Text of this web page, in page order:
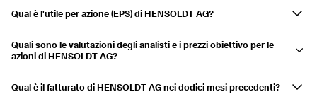
corrente delle azioni per il numero totale di azioni in circolazione.
rapporto aiuta gli investitori a valutare se un titolo è sopravvalutato o
Qual è l'utile per azione (EPS) di HENSOLDT AG?
months (TTM) is 1,201 USD. EPS indicates the company's profitability
Quali sono le valutazioni degli analisti e i prezzi obiettivo per le
azioni di HENSOLDT AG?
target price of 104,94 USD. Analyst ratings provide insights into the
Qual è il fatturato di HENSOLDT AG nei dodici mesi precedenti?